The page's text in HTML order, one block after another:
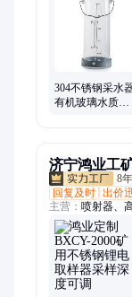
吊具、混凝土振
超市防盗门、磨
带底盘、消防器材
304不锈钢采水
有机玻璃水质采
济宁鸿业工
8年
回复及时 出价
主营： 喷射器、
剂、气浮搬运车
机、矿用风门、
组件、矿用密闭
动搬运坦克车、